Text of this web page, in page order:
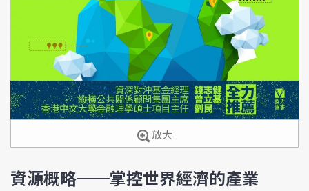
放大
資源概略──掌控世界經濟的產業